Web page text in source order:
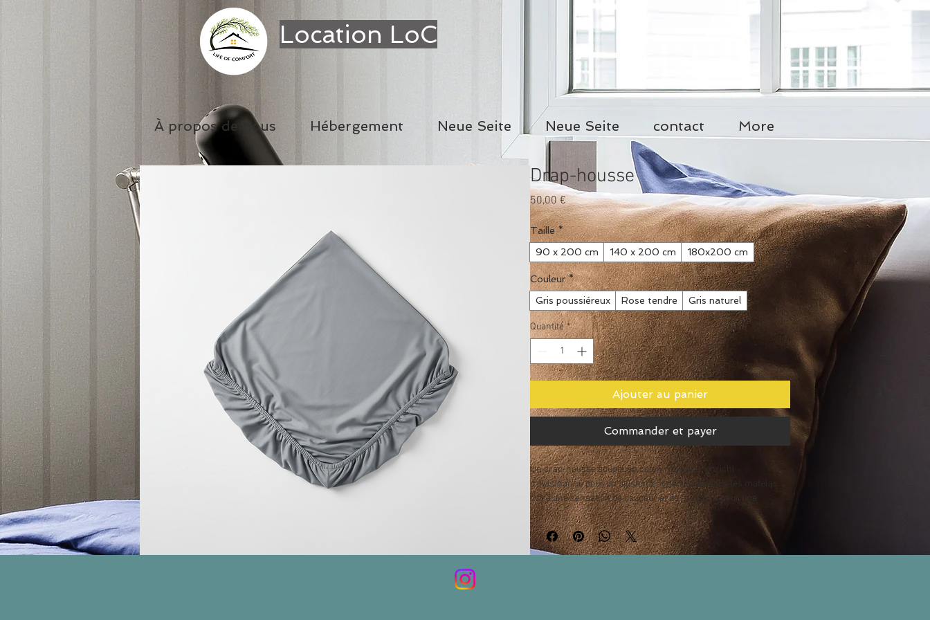
Location LoC
À propos de nous Hébergement Neue Seite Neue Seite contact More
Drap-housse
50,00 €Prix
Taille *
90 x 200 cm
140 x 200 cm 180x200 cm
Couleur *
Gris poussiéreux
Rose tendre Gris naturel
Quantité *
Ajouter au panier
Commander et payer
Un drap-housse souple en coton résistant, enrichi
d'élasthanne pour un ajustement parfait sur tous les matelas.
Offre une sensation de douceur et de fraîcheur pour une
relaxation profonde.